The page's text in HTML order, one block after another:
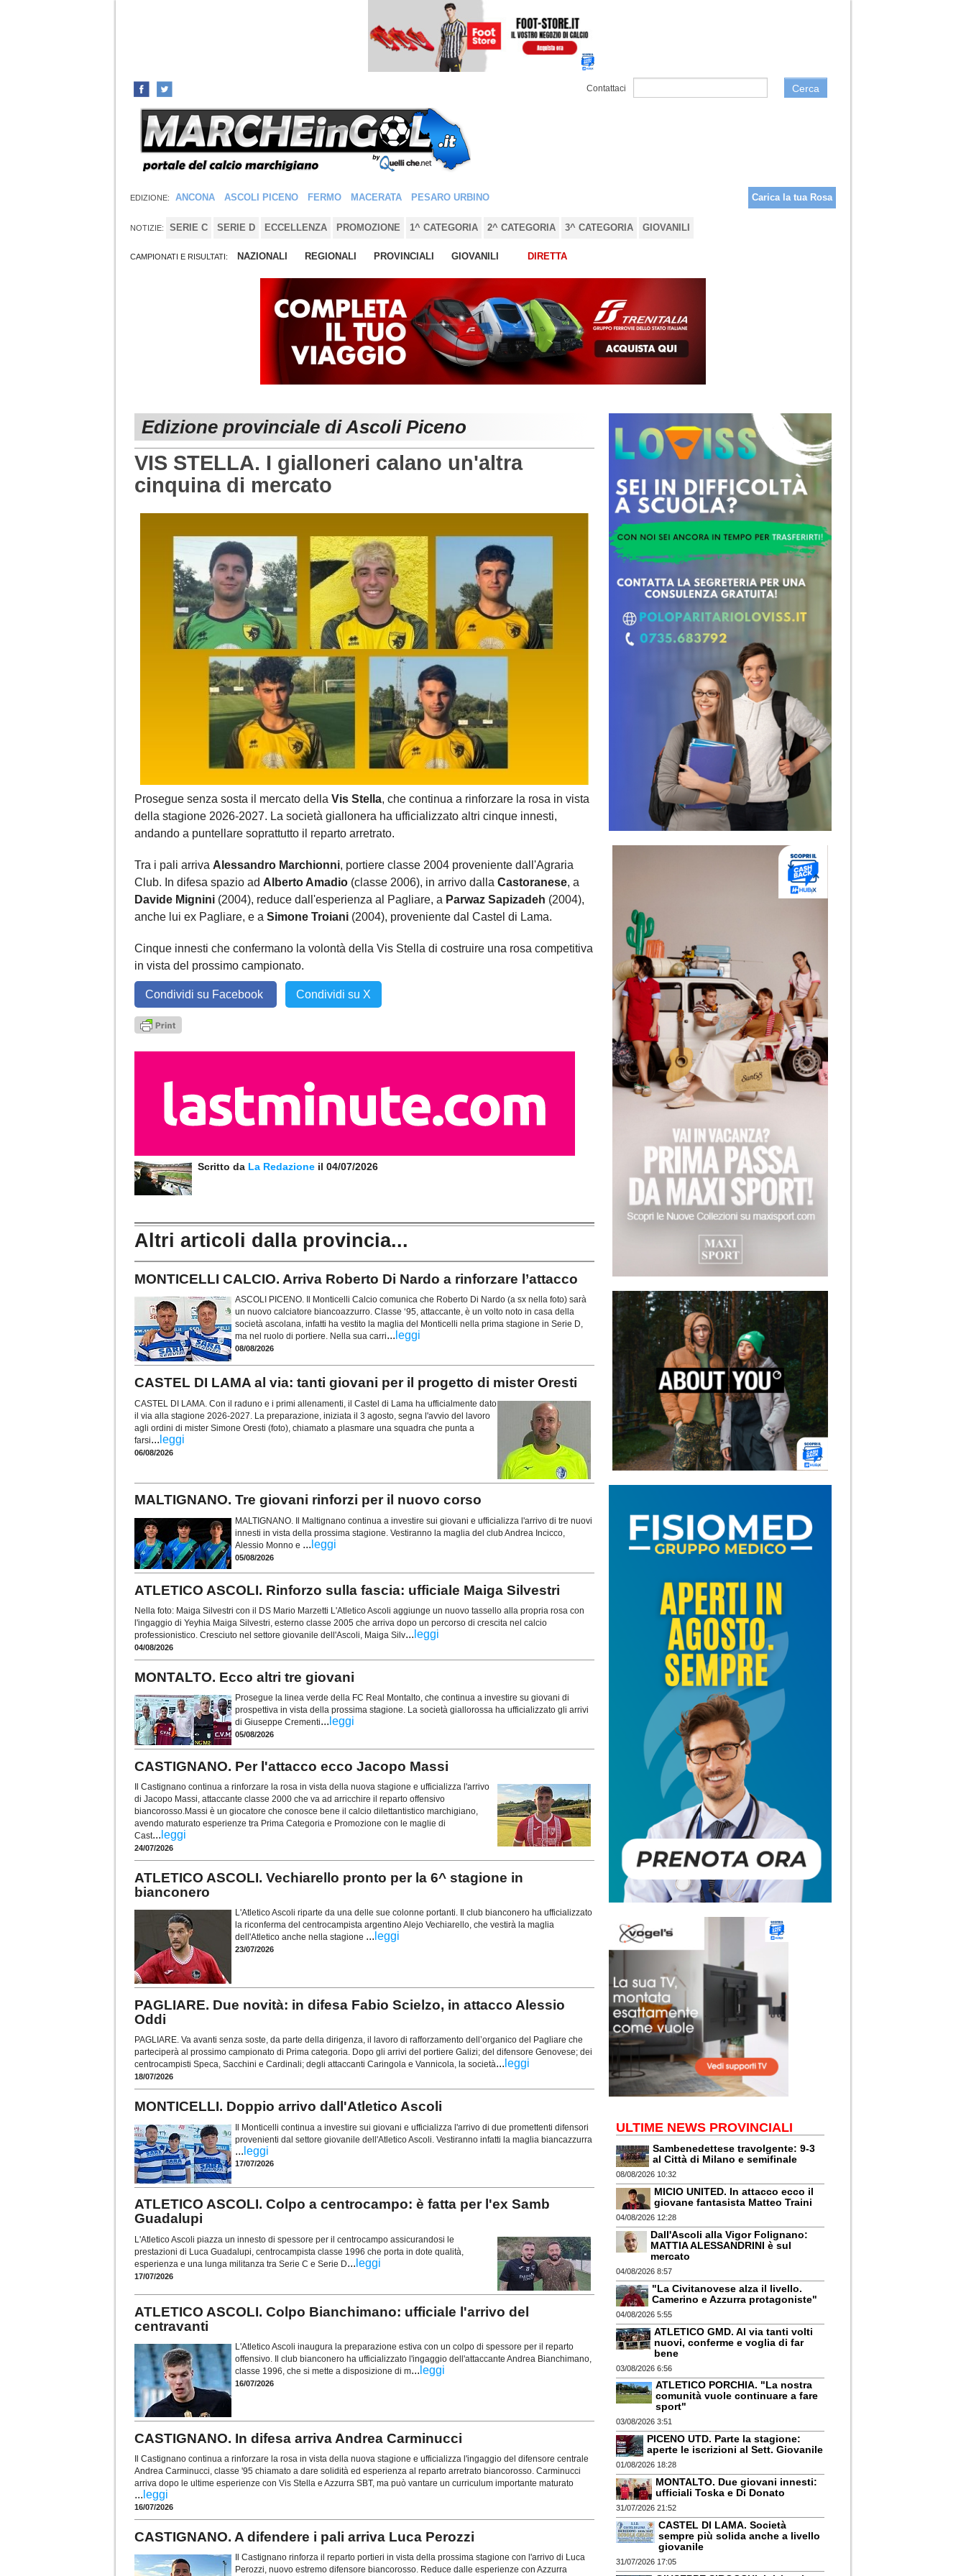
Contattaci Cerca
EDIZIONE: ANCONA ASCOLI PICENO FERMO MACERATA PESARO URBINO Carica la tua Rosa
NOTIZIE: SERIE C SERIE D ECCELLENZA PROMOZIONE 1^ CATEGORIA 2^ CATEGORIA 3^ CATEGORIA GIOVANILI
CAMPIONATI E RISULTATI: NAZIONALI REGIONALI PROVINCIALI GIOVANILI DIRETTA
Edizione provinciale di Ascoli Piceno
VIS STELLA. I gialloneri calano un'altra
cinquina di mercato
Prosegue senza sosta il mercato della Vis Stella, che continua a rinforzare la rosa in vista
della stagione 2026-2027. La società giallonera ha ufficializzato altri cinque innesti,
andando a puntellare soprattutto il reparto arretrato.
Tra i pali arriva Alessandro Marchionni, portiere classe 2004 proveniente dall'Agraria
Club. In difesa spazio ad Alberto Amadio (classe 2006), in arrivo dalla Castoranese, a
Davide Mignini (2004), reduce dall'esperienza al Pagliare, a Parwaz Sapizadeh (2004),
anche lui ex Pagliare, e a Simone Troiani (2004), proveniente dal Castel di Lama.
Cinque innesti che confermano la volontà della Vis Stella di costruire una rosa competitiva
in vista del prossimo campionato.
Condividi su Facebook Condividi su X
Scritto da La Redazione il 04/07/2026
Altri articoli dalla provincia...
MONTICELLI CALCIO. Arriva Roberto Di Nardo a rinforzare l’attacco
ASCOLI PICENO. Il Monticelli Calcio comunica che Roberto Di Nardo (a sx nella foto) sarà
un nuovo calciatore biancoazzurro. Classe ‘95, attaccante, è un volto noto in casa della
società ascolana, infatti ha vestito la maglia del Monticelli nella prima stagione in Serie D,
ma nel ruolo di portiere. Nella sua carri... leggi
08/08/2026
CASTEL DI LAMA al via: tanti giovani per il progetto di mister Oresti
CASTEL DI LAMA. Con il raduno e i primi allenamenti, il Castel di Lama ha ufficialmente dato
il via alla stagione 2026-2027. La preparazione, iniziata il 3 agosto, segna l'avvio del lavoro
agli ordini di mister Simone Oresti (foto), chiamato a plasmare una squadra che punta a
farsi... leggi
06/08/2026
MALTIGNANO. Tre giovani rinforzi per il nuovo corso
MALTIGNANO. Il Maltignano continua a investire sui giovani e ufficializza l'arrivo di tre nuovi
innesti in vista della prossima stagione. Vestiranno la maglia del club Andrea Incicco,
Alessio Monno e ... leggi
05/08/2026
ATLETICO ASCOLI. Rinforzo sulla fascia: ufficiale Maiga Silvestri
Nella foto: Maiga Silvestri con il DS Mario Marzetti L'Atletico Ascoli aggiunge un nuovo tassello alla propria rosa con
l'ingaggio di Yeyhia Maiga Silvestri, esterno classe 2005 che arriva dopo un percorso di crescita nel calcio
professionistico. Cresciuto nel settore giovanile dell'Ascoli, Maiga Silv... leggi
04/08/2026
MONTALTO. Ecco altri tre giovani
Prosegue la linea verde della FC Real Montalto, che continua a investire su giovani di
prospettiva in vista della prossima stagione. La società giallorossa ha ufficializzato gli arrivi
di Giuseppe Crementi... leggi
05/08/2026
CASTIGNANO. Per l'attacco ecco Jacopo Massi
Il Castignano continua a rinforzare la rosa in vista della nuova stagione e ufficializza l'arrivo
di Jacopo Massi, attaccante classe 2000 che va ad arricchire il reparto offensivo
biancorosso.Massi è un giocatore che conosce bene il calcio dilettantistico marchigiano,
avendo maturato esperienze tra Prima Categoria e Promozione con le maglie di
Cast... leggi
24/07/2026
ATLETICO ASCOLI. Vechiarello pronto per la 6^ stagione in
bianconero
L'Atletico Ascoli riparte da una delle sue colonne portanti. Il club bianconero ha ufficializzato
la riconferma del centrocampista argentino Alejo Vechiarello, che vestirà la maglia
dell'Atletico anche nella stagione ... leggi
23/07/2026
PAGLIARE. Due novità: in difesa Fabio Scielzo, in attacco Alessio
Oddi
PAGLIARE. Va avanti senza soste, da parte della dirigenza, il lavoro di rafforzamento dell’organico del Pagliare che
parteciperà al prossimo campionato di Prima categoria. Dopo gli arrivi del portiere Galizi; del difensore Genovese; dei
centrocampisti Speca, Sacchini e Cardinali; degli attaccanti Caringola e Vannicola, la società... leggi
18/07/2026
MONTICELLI. Doppio arrivo dall'Atletico Ascoli
Il Monticelli continua a investire sui giovani e ufficializza l'arrivo di due promettenti difensori
provenienti dal settore giovanile dell'Atletico Ascoli. Vestiranno infatti la maglia biancazzurra
... leggi
17/07/2026
ATLETICO ASCOLI. Colpo a centrocampo: è fatta per l'ex Samb
Guadalupi
L'Atletico Ascoli piazza un innesto di spessore per il centrocampo assicurandosi le
prestazioni di Luca Guadalupi, centrocampista classe 1996 che porta in dote qualità,
esperienza e una lunga militanza tra Serie C e Serie D... leggi
17/07/2026
ATLETICO ASCOLI. Colpo Bianchimano: ufficiale l'arrivo del
centravanti
L'Atletico Ascoli inaugura la preparazione estiva con un colpo di spessore per il reparto
offensivo. Il club bianconero ha ufficializzato l'ingaggio dell'attaccante Andrea Bianchimano,
classe 1996, che si mette a disposizione di m... leggi
16/07/2026
CASTIGNANO. In difesa arriva Andrea Carminucci
Il Castignano continua a rinforzare la rosa in vista della nuova stagione e ufficializza l'ingaggio del difensore centrale
Andrea Carminucci, classe '95 chiamato a dare solidità ed esperienza al reparto arretrato biancorosso. Carminucci
arriva dopo le ultime esperienze con Vis Stella e Azzurra SBT, ma può vantare un curriculum importante maturato
... leggi
16/07/2026
CASTIGNANO. A difendere i pali arriva Luca Perozzi
Il Castignano rinforza il reparto portieri in vista della prossima stagione con l'arrivo di Luca
Perozzi, nuovo estremo difensore biancorosso. Reduce dalle esperienze con Azzurra
ULTIME NEWS PROVINCIALI
Sambenedettese travolgente: 9-3
al Città di Milano e semifinale
08/08/2026 10:32
MICIO UNITED. In attacco ecco il
giovane fantasista Matteo Traini
04/08/2026 12:28
Dall'Ascoli alla Vigor Folignano:
MATTIA ALESSANDRINI è sul
mercato
04/08/2026 8:57
"La Civitanovese alza il livello.
Camerino e Azzurra protagoniste"
04/08/2026 5:55
ATLETICO GMD. Al via tanti volti
nuovi, conferme e voglia di far
bene
03/08/2026 6:56
ATLETICO PORCHIA. "La nostra
comunità vuole continuare a fare
sport"
03/08/2026 3:51
PICENO UTD. Parte la stagione:
aperte le iscrizioni al Sett. Giovanile
01/08/2026 18:28
MONTALTO. Due giovani innesti:
ufficiali Toska e Di Donato
31/07/2026 21:52
CASTEL DI LAMA. Società
sempre più solida anche a livello
giovanile
31/07/2026 17:05